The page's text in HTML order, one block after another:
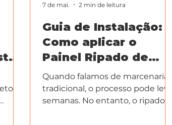
o
Guia de Instalação:
Como aplicar o
Painel Ripado de
forma rápida e limpa
Quando falamos de marcenaria
tradicional, o processo pode levar
semanas. No entanto, o ripado
7 de mai. 2 min de leitura